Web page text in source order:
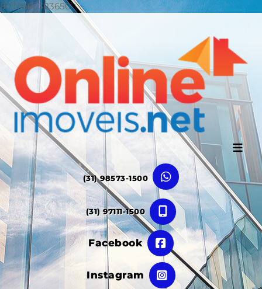
8c7066c383650
(31) 98573-1500
(31) 97111-1500
Facebook
Instagram